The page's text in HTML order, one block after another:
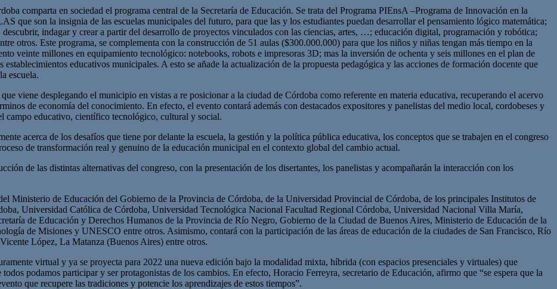
comparta en sociedad el programa central de la Secretaría de Educación. Se trata del Programa PIEnsA –Programa de Innovación en la
que son la insignia de las escuelas municipales del futuro, para que las y los estudiantes puedan desarrollar el pensamiento lógico matemática;
indagar y crear a partir del desarrollo de proyectos vinculados con las ciencias, artes, …; educación digital, programación y robótica;
otros. Este programa, se complementa con la construcción de 51 aulas ($300.000.000) para que los niños y niñas tengan más tiempo en la
veinte millones en equipamiento tecnológico: notebooks, robots e impresoras 3D; mas la inversión de ochenta y seis millones en el plan de
educativos municipales. A esto se añade la actualización de la propuesta pedagógica y las acciones de formación docente que
escuela.
viene desplegando el municipio en vistas a re posicionar a la ciudad de Córdoba como referente en materia educativa, recuperando el acervo
de economía del conocimiento. En efecto, el evento contará además con destacados expositores y panelistas del medio local, cordobeses y
campo educativo, científico tecnológico, cultural y social.
acerca de los desafíos que tiene por delante la escuela, la gestión y la política pública educativa, los conceptos que se trabajen en el congreso
de transformación real y genuino de la educación municipal en el contexto global del cambio actual.
de las distintas alternativas del congreso, con la presentación de los disertantes, los panelistas y acompañarán la interacción con los
Ministerio de Educación del Gobierno de la Provincia de Córdoba, de la Universidad Provincial de Córdoba, de los principales Institutos de
Universidad Católica de Córdoba, Universidad Tecnológica Nacional Facultad Regional Córdoba, Universidad Nacional Villa María,
de Educación y Derechos Humanos de la Provincia de Río Negro, Gobierno de la Ciudad de Buenos Aires, Ministerio de Educación de la
de Misiones y UNESCO entre otros. Asimismo, contará con la participación de las áreas de educación de la ciudades de San Francisco, Río
López, La Matanza (Buenos Aires) entre otros.
virtual y ya se proyecta para 2022 una nueva edición bajo la modalidad mixta, híbrida (con espacios presenciales y virtuales) que
podamos participar y ser protagonistas de los cambios. En efecto, Horacio Ferreyra, secretario de Educación, afirmo que “se espera que la
que recupere las tradiciones y potencie los aprendizajes de estos tiempos”.